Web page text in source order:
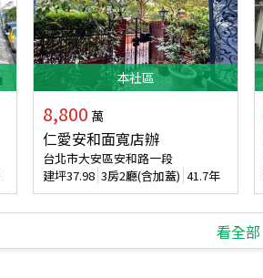
本社區
8,800 萬
仁愛安和面寬店辦
台北市大安區安和路一段
建坪37.98 3房2廳(含加蓋) 41.7年
看全部